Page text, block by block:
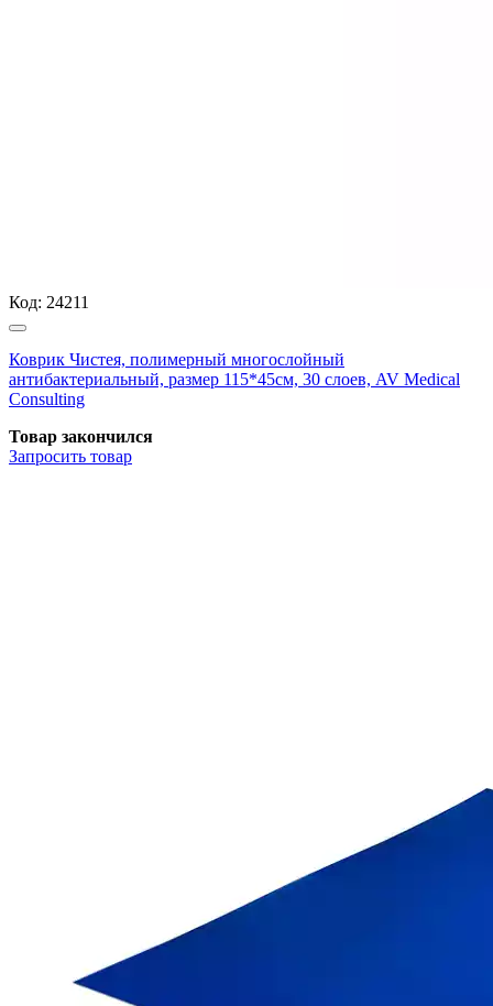
Код: 24211
Коврик Чистея, полимерный многослойный
антибактериальный, размер 115*45см, 30 слоев, AV Medical
Consulting
Товар закончился
Запросить товар